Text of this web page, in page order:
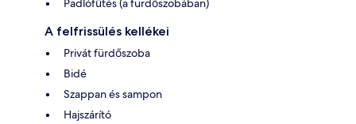
Padlófűtés (a fürdőszobában)
A felfrissülés kellékei
Privát fürdőszoba
Bidé
Szappan és sampon
Hajszárító